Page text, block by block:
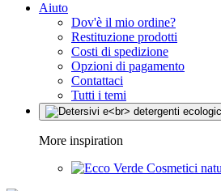
Aiuto
Dov'è il mio ordine?
Restituzione prodotti
Costi di spedizione
Opzioni di pagamento
Contattaci
Tutti i temi
More inspiration
Cosmetici